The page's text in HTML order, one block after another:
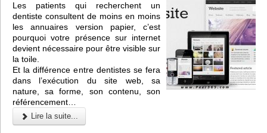
Les patients qui recherchent un
dentiste consultent de moins en moins
les annuaires version papier, c’est
pourquoi votre présence sur internet
devient nécessaire pour être visible sur
la toile.
Et la différence entre dentistes se fera
dans l’exécution du site web, sa
nature, sa forme, son contenu, son
référencement…
Lire la suite...